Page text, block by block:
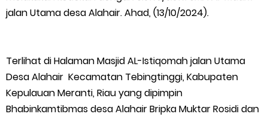
Warga Kecamatan Merbau dan Kecamatan Putri Puyu Tuntut
FPMP.TB Bersama OPP Teluk Belitung, Dan Perwakilan
Masyarakat Desa Se- Kecamatan Merbau Datangi PLTG
jalan Utama desa Alahair. Ahad, (13/10/2024).
Terlihat di Halaman Masjid AL-Istiqomah jalan Utama
Desa Alahair Kecamatan Tebingtinggi, Kabupaten
Kepulauan Meranti, Riau yang dipimpin
Bhabinkamtibmas desa Alahair Bripka Muktar Rosidi dan